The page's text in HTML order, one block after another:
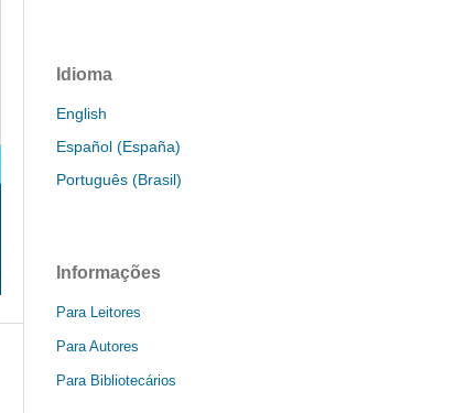
Idioma
English
Español (España)
Português (Brasil)
Informações
Para Leitores
Para Autores
Para Bibliotecários